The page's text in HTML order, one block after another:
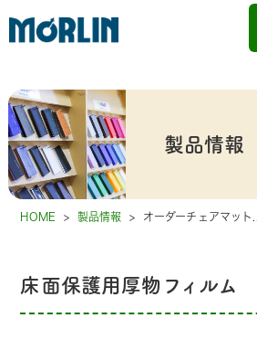
製品情報
HOME > 製品情報 > オーダーチェアマット...
床面保護用厚物フィルム